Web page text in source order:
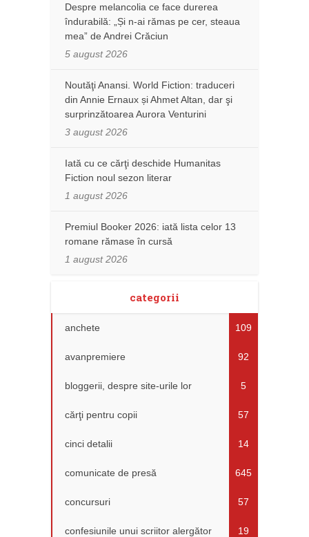
Despre melancolia ce face durerea
îndurabilă: „Și n-ai rămas pe cer, steaua
mea” de Andrei Crăciun
5 august 2026
Noutăţi Anansi. World Fiction: traduceri
din Annie Ernaux și Ahmet Altan, dar şi
surprinzătoarea Aurora Venturini
3 august 2026
Iată cu ce cărţi deschide Humanitas
Fiction noul sezon literar
1 august 2026
Premiul Booker 2026: iată lista celor 13
romane rămase în cursă
1 august 2026
categorii
anchete 109
avanpremiere 92
bloggerii, despre site-urile lor 5
cărţi pentru copii 57
cinci detalii 14
comunicate de presă 645
concursuri 57
confesiunile unui scriitor alergător 19